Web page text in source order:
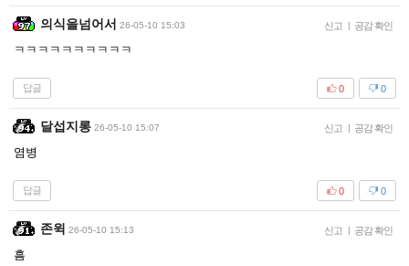
의식을넘어서 26-05-10 15:03 신고 | 공감 확인
ㅋㅋㅋㅋㅋㅋㅋㅋㅋㅋ
답글 0
0
달섭지롱 26-05-10 15:07 신고 | 공감 확인
염병
답글 0
0
존윅 26-05-10 15:13 신고 | 공감 확인
흠